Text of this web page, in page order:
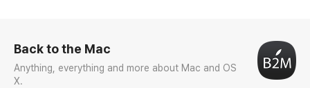
Back to the Mac
Anything, everything and more about Mac and OS
X.